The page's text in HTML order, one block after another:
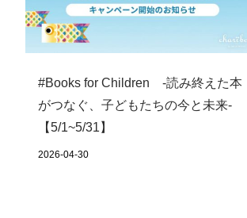
#Books for Children -読み終えた本
がつなぐ、子どもたちの今と未来-
【5/1~5/31】
2026-04-30